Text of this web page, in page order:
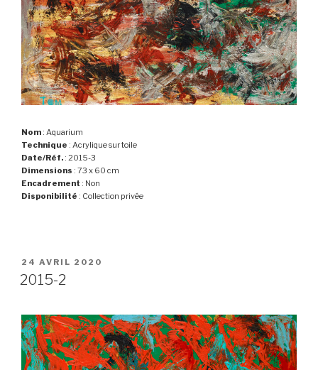
Nom : Aquarium
Technique : Acrylique sur toile
Date/Réf. : 2015-3
Dimensions : 73 x 60 cm
Encadrement : Non
Disponibilité : Collection privée
PUBLIÉ
LE
24 AVRIL 2020
2015-2